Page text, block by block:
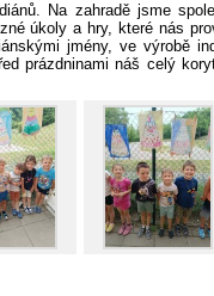
Na zahradě jsme
úkoly a hry, které nás
jmény, ve výrobě
prázdninami náš celý